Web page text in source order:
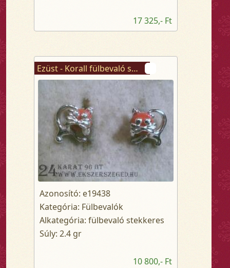
17 325,- Ft
Ezüst - Korall fülbevaló stekkeres
Azonosító: e19438
Kategória: Fülbevalók
Alkategória: fülbevaló stekkeres
Súly: 2.4 gr
10 800,- Ft